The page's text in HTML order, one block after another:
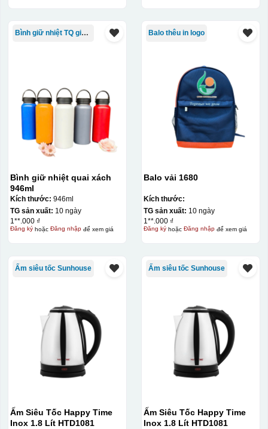
Bình giữ nhiệt TQ giá rẻ
Bình giữ nhiệt quai xách
946ml
Kích thước: 946ml
TG sản xuất: 10 ngày
1**.000 ₫
Đăng kýhoặc Đăng nhậpđể xem giá
Balo thêu in logo
Balo vải 1680
Kích thước:
TG sản xuất: 10 ngày
1**.000 ₫
Đăng kýhoặc Đăng nhậpđể xem giá
Ấm siêu tốc Sunhouse
Ấm Siêu Tốc Happy Time
Inox 1.8 Lít HTD1081
Ấm siêu tốc Sunhouse
Ấm Siêu Tốc Happy Time
Inox 1.8 Lít HTD1081